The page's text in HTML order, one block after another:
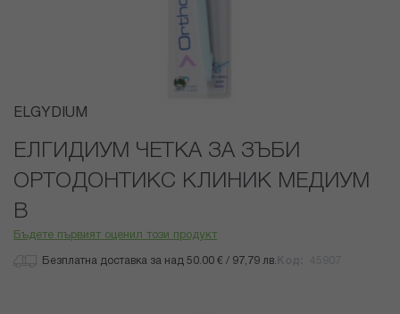
Преминете
началото
галерия
със
снимки
ELGYDIUM
ЕЛГИДИУМ ЧЕТКА ЗА ЗЪБИ
ОРТОДОНТИКС КЛИНИК МЕДИУМ
B
Бъдете първият оценил този продукт
Безплатна доставка за над 50.00 € / 97,79 лв.